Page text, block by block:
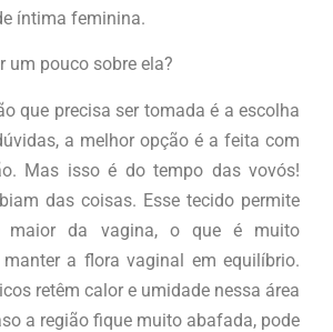
íntima feminina.
um pouco sobre ela?
que precisa ser tomada é a escolha
a melhor opção é a feita com
Mas isso é do tempo das vovós!
das coisas. Esse tecido permite
maior da vagina, o que é muito
a flora vaginal em equilíbrio.
retêm calor e umidade nessa área
a região fique muito abafada, pode